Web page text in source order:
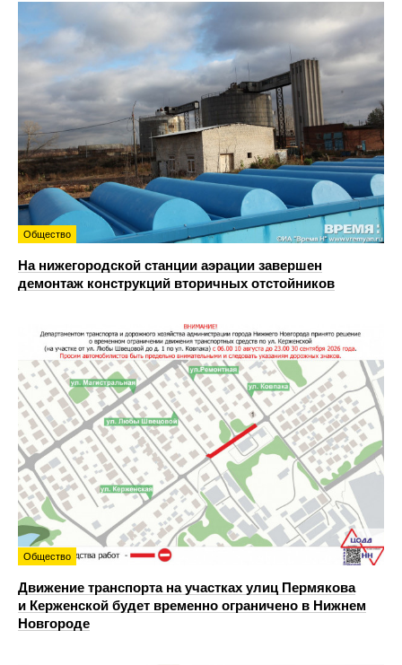
Общество
На нижегородской станции аэрации завершен
демонтаж конструкций вторичных отстойников
Общество
Движение транспорта на участках улиц Пермякова
и Керженской будет временно ограничено в Нижнем
Новгороде